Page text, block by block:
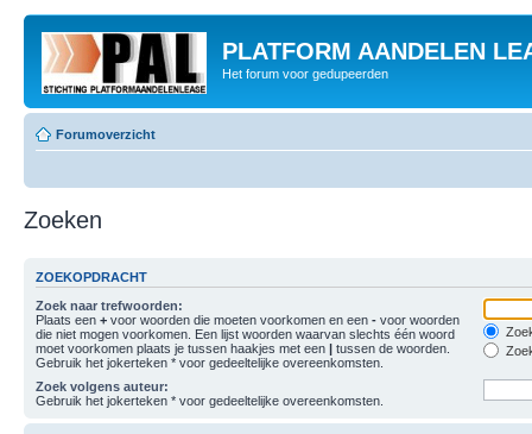
PLATFORM AANDELEN
Het forum voor gedupeerden
Forumoverzicht
Zoeken
ZOEKOPDRACHT
Zoek naar trefwoorden:
Plaats een + voor woorden die moeten voorkomen en een - voor woorden
die niet mogen voorkomen. Een lijst woorden waarvan slechts één woord
moet voorkomen plaats je tussen haakjes met een | tussen de woorden.
Gebruik het jokerteken * voor gedeeltelijke overeenkomsten.
Zoek volgens auteur:
Gebruik het jokerteken * voor gedeeltelijke overeenkomsten.